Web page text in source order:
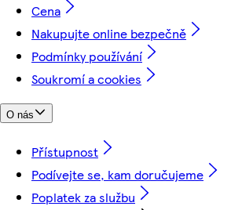
Cena
Nakupujte online bezpečně
Podmínky používání
Soukromí a cookies
O nás
Přístupnost
Podívejte se, kam doručujeme
Poplatek za službu